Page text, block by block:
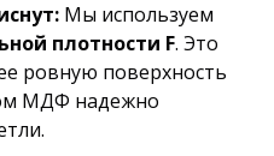
Мы используем
плотности F. Это
ровную поверхность
МДФ надежно